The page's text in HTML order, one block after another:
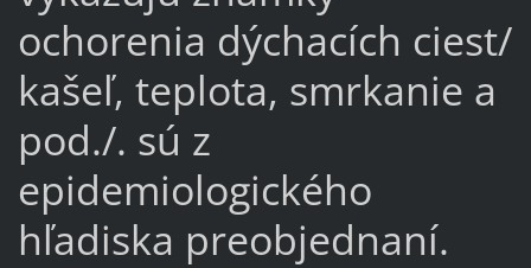
ochorenia dýchacích ciest/
kašeľ, teplota, smrkanie a
pod./. sú z
epidemiologického
hľadiska preobjednaní.